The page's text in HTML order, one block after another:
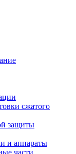
сжатого
защиты
и аппараты
части